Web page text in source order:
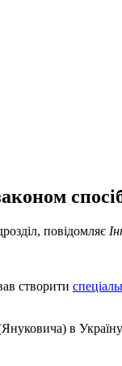
повідомляє
створити
в